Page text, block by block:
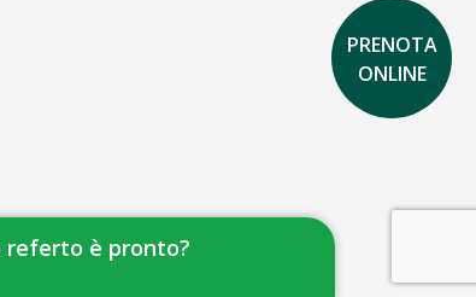
PRENOTA
ONLINE
referto è pronto?